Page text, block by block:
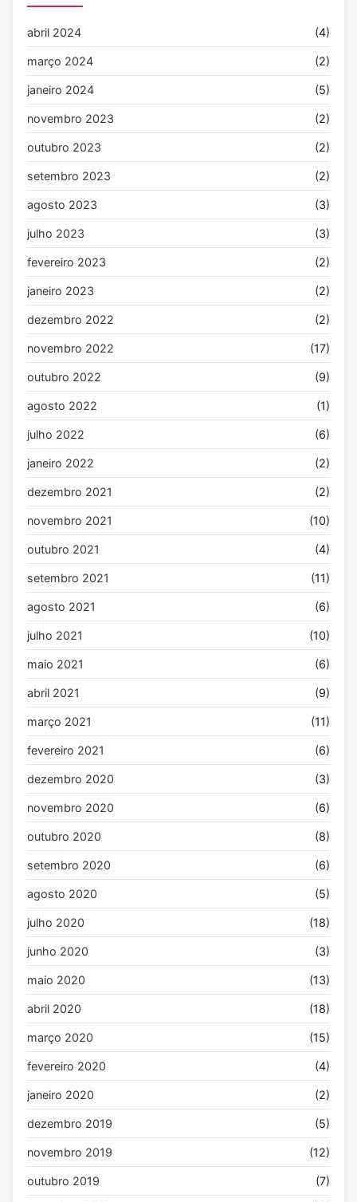
abril 2024 (4)
março 2024 (2)
janeiro 2024 (5)
novembro 2023 (2)
outubro 2023 (2)
setembro 2023 (2)
agosto 2023 (3)
julho 2023 (3)
fevereiro 2023 (2)
janeiro 2023 (2)
dezembro 2022 (2)
novembro 2022 (17)
outubro 2022 (9)
agosto 2022 (1)
julho 2022 (6)
janeiro 2022 (2)
dezembro 2021 (2)
novembro 2021 (10)
outubro 2021 (4)
setembro 2021 (11)
agosto 2021 (6)
julho 2021 (10)
maio 2021 (6)
abril 2021 (9)
março 2021 (11)
fevereiro 2021 (6)
dezembro 2020 (3)
novembro 2020 (6)
outubro 2020 (8)
setembro 2020 (6)
agosto 2020 (5)
julho 2020 (18)
junho 2020 (3)
maio 2020 (13)
abril 2020 (18)
março 2020 (15)
fevereiro 2020 (4)
janeiro 2020 (2)
dezembro 2019 (5)
novembro 2019 (12)
outubro 2019 (7)